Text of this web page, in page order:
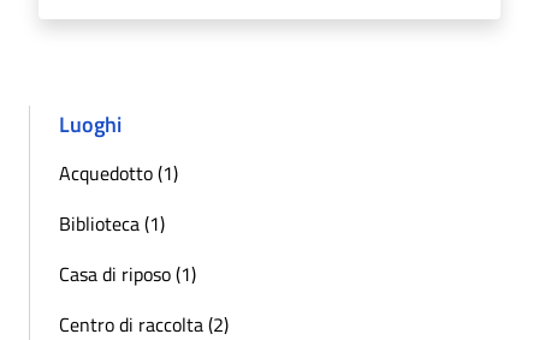
Luoghi
Acquedotto (1)
Biblioteca (1)
Casa di riposo (1)
Centro di raccolta (2)